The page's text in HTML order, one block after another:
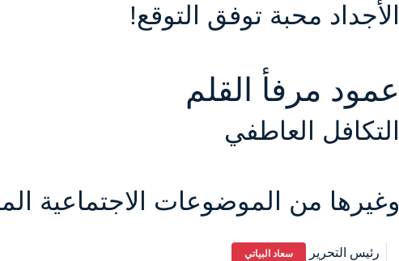
الأجداد محبة توفق التوقع!
عمود مرفأ القلم
التكافل العاطفي
وغيرها من الموضوعات الاجتماعية
رئيس التحرير سعاد البياتي